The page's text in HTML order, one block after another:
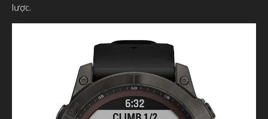
lược.